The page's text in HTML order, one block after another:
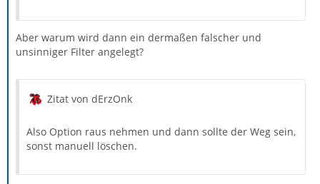
Aber warum wird dann ein dermaßen falscher und
unsinniger Filter angelegt?
Zitat von dErzOnk
Also Option raus nehmen und dann sollte der Weg sein,
sonst manuell löschen.